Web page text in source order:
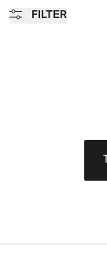
FILTER